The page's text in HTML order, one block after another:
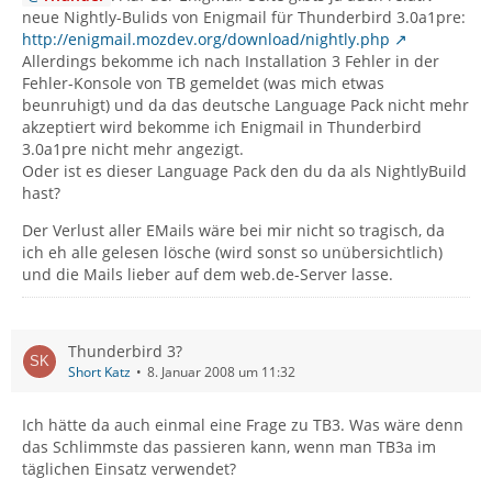
neue Nightly-Bulids von Enigmail für Thunderbird 3.0a1pre:
http://enigmail.mozdev.org/download/nightly.php
Allerdings bekomme ich nach Installation 3 Fehler in der
Fehler-Konsole von TB gemeldet (was mich etwas
beunruhigt) und da das deutsche Language Pack nicht mehr
akzeptiert wird bekomme ich Enigmail in Thunderbird
3.0a1pre nicht mehr angezigt.
Oder ist es dieser Language Pack den du da als NightlyBuild
hast?
Der Verlust aller EMails wäre bei mir nicht so tragisch, da
ich eh alle gelesen lösche (wird sonst so unübersichtlich)
und die Mails lieber auf dem web.de-Server lasse.
Thunderbird 3?
Short Katz 8. Januar 2008 um 11:32
Ich hätte da auch einmal eine Frage zu TB3. Was wäre denn
das Schlimmste das passieren kann, wenn man TB3a im
täglichen Einsatz verwendet?